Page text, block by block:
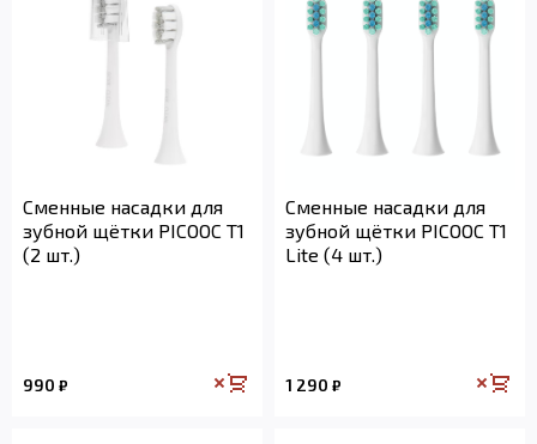
Сменные насадки для
зубной щётки PICOOC T1
(2 шт.)
990 ₽
Сменные насадки для
зубной щётки PICOOC T1
Lite (4 шт.)
1 290 ₽